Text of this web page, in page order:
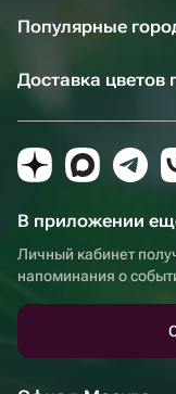
Популярные
Доставка цветов
В приложении
Личный кабинет
напоминания о